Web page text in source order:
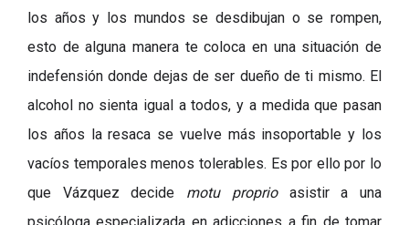
los años y los mundos se desdibujan o se rompen,
esto de alguna manera te coloca en una situación de
indefensión donde dejas de ser dueño de ti mismo. El
alcohol no sienta igual a todos, y a medida que pasan
los años la resaca se vuelve más insoportable y los
vacíos temporales menos tolerables. Es por ello por lo
que Vázquez decide motu proprioasistir a una